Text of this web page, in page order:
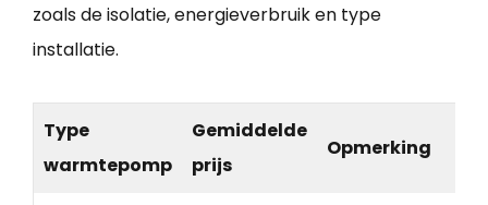
zoals de isolatie, energieverbruik en type
installatie.
Type
warmtepomp
Gemiddelde
prijs
Opmerking